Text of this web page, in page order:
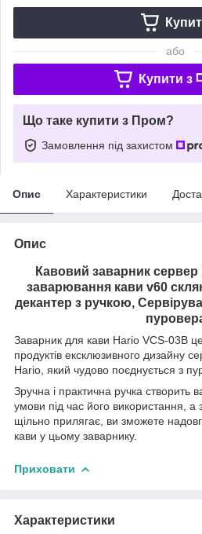
або
Купити з
Що таке купити з Пром?
Замовлення під захистом
Опис Характеристики
Опис
Кавовий заварник
заварювання кави v60
декантер з ручкою,
Заварник для кави Hario VCS-03B
продуктів ексклюзивного дизайну
Hario, який чудово поєднується з
Зручна і практична ручка створить
умови під час його використання, а
щільно прилягає, ви зможете
кави у цьому заварнику.
Приховати
Характеристики